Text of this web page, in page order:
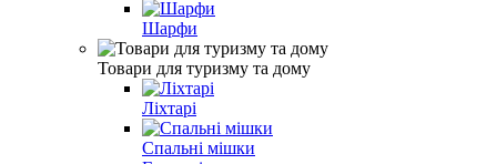
Шарфи
Товари для туризму та дому
Ліхтарі
Спальні мішки